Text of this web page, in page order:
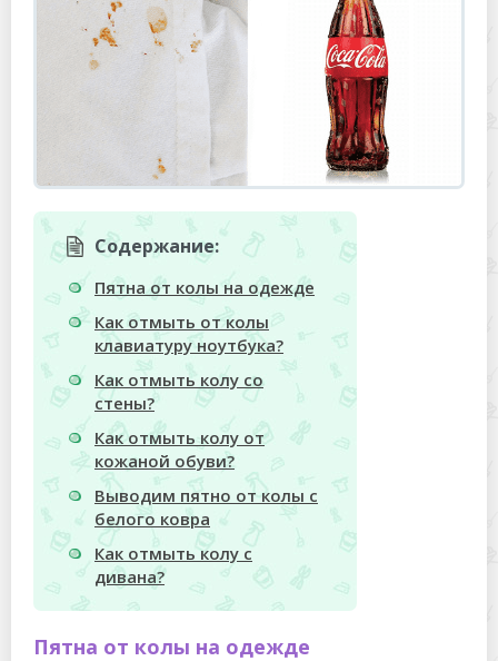
Содержание:
Пятна от колы на одежде
Как отмыть от колы
клавиатуру ноутбука?
Как отмыть колу со
стены?
Как отмыть колу от
кожаной обуви?
Выводим пятно от колы с
белого ковра
Как отмыть колу с
дивана?
Пятна от колы на одежде